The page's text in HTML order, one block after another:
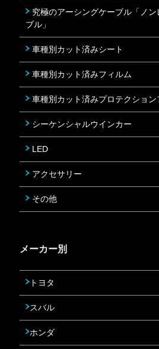
究極のアーシングケーブル「ノン
ブル」
車種別カット済みシート
車種別カット済みフィルム
車種別カット済みプロテクション
シーケンシャルウインカー
LED
アクセサリー
その他
メーカー別
トヨタ
スバル
ホンダ